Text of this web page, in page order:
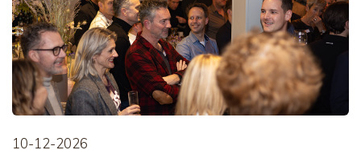
10-12-2026